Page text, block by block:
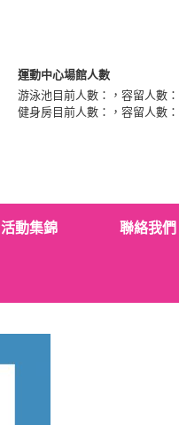
運動中心場館人數
游泳池目前人數：
，容留人數：
健身房目前人數：
，容留人數：
活動集錦 聯絡我們